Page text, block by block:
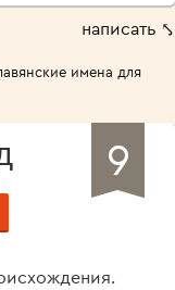
написать ⤣
имена для
9